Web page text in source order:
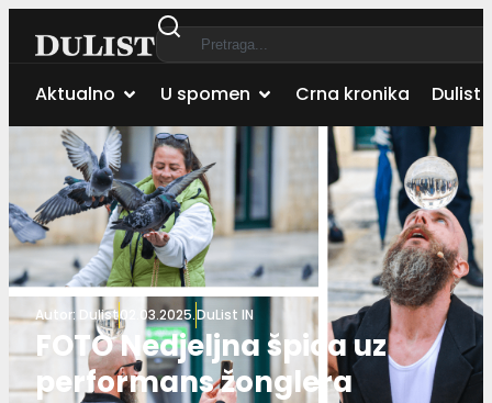
Aktualno U spomen Crna kronika Dulist
Autor: Dulist02.03.2025.DuList IN
FOTO Nedjeljna špica uz
performans žonglera